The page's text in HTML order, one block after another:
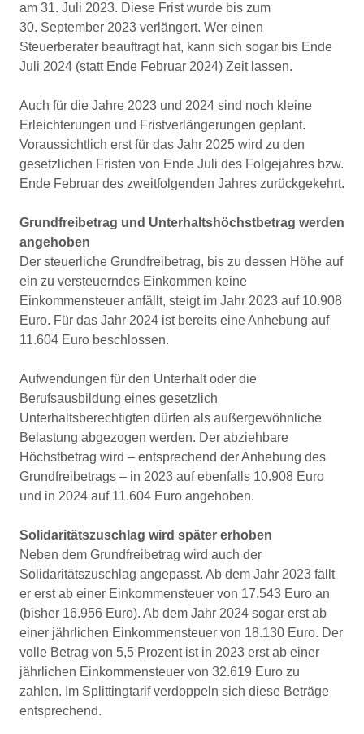
am 31. Juli 2023. Diese Frist wurde bis zum
30. September 2023 verlängert. Wer einen
Steuerberater beauftragt hat, kann sich sogar bis Ende
Juli 2024 (statt Ende Februar 2024) Zeit lassen.
Auch für die Jahre 2023 und 2024 sind noch kleine
Erleichterungen und Fristverlängerungen geplant.
Voraussichtlich erst für das Jahr 2025 wird zu den
gesetzlichen Fristen von Ende Juli des Folgejahres bzw.
Ende Februar des zweitfolgenden Jahres zurückgekehrt.
Grundfreibetrag und Unterhaltshöchstbetrag werden
angehoben
Der steuerliche Grundfreibetrag, bis zu dessen Höhe auf
ein zu versteuerndes Einkommen keine
Einkommensteuer anfällt, steigt im Jahr 2023 auf 10.908
Euro. Für das Jahr 2024 ist bereits eine Anhebung auf
11.604 Euro beschlossen.
Aufwendungen für den Unterhalt oder die
Berufsausbildung eines gesetzlich
Unterhaltsberechtigten dürfen als außergewöhnliche
Belastung abgezogen werden. Der abziehbare
Höchstbetrag wird – entsprechend der Anhebung des
Grundfreibetrags – in 2023 auf ebenfalls 10.908 Euro
und in 2024 auf 11.604 Euro angehoben.
Solidaritätszuschlag wird später erhoben
Neben dem Grundfreibetrag wird auch der
Solidaritätszuschlag angepasst. Ab dem Jahr 2023 fällt
er erst ab einer Einkommensteuer von 17.543 Euro an
(bisher 16.956 Euro). Ab dem Jahr 2024 sogar erst ab
einer jährlichen Einkommensteuer von 18.130 Euro. Der
volle Betrag von 5,5 Prozent ist in 2023 erst ab einer
jährlichen Einkommensteuer von 32.619 Euro zu
zahlen. Im Splittingtarif verdoppeln sich diese Beträge
entsprechend.